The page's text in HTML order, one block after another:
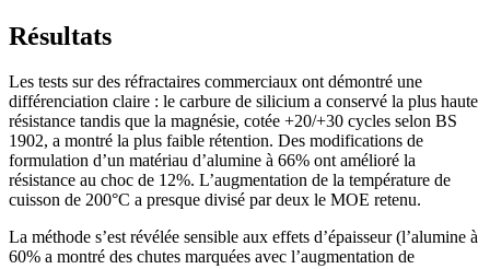
Résultats
Les tests sur des réfractaires commerciaux ont démontré une
différenciation claire : le carbure de silicium a conservé la plus haute
résistance tandis que la magnésie, cotée +20/+30 cycles selon BS
1902, a montré la plus faible rétention. Des modifications de
formulation d’un matériau d’alumine à 66% ont amélioré la
résistance au choc de 12%. L’augmentation de la température de
cuisson de 200°C a presque divisé par deux le MOE retenu.
La méthode s’est révélée sensible aux effets d’épaisseur (l’alumine à
60% a montré des chutes marquées avec l’augmentation de